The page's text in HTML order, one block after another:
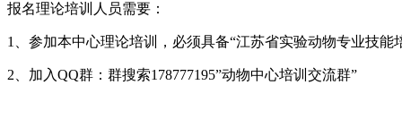
报名理论培训人员需要：
1、参加本中心理论培训，必须具备“江苏省实验动物专业技能
2、加入QQ群：群搜索178777195”动物中心培训交流群”